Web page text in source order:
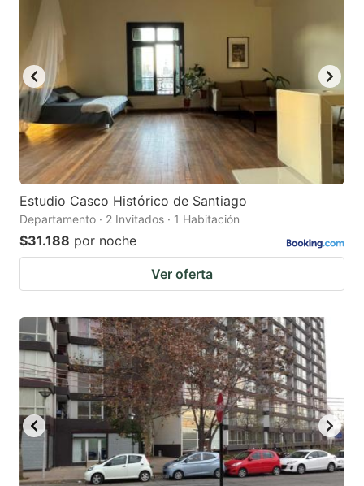
Estudio Casco Histórico de Santiago
Departamento · 2 Invitados · 1 Habitación
$31.188 por noche
Ver oferta